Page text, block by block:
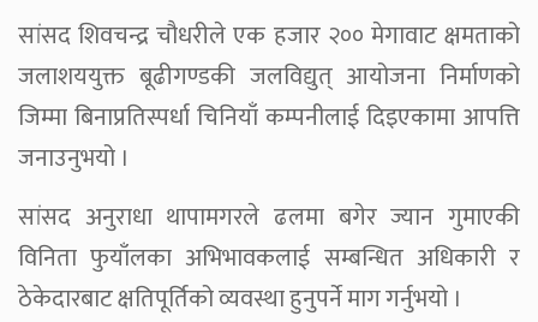
सांसद शिवचन्द्र चौधरीले एक हजार २०० मेगावाट क्षमताको
जलाशययुक्त बूढीगण्डकी जलविद्युत् आयोजना निर्माणको
जिम्मा बिनाप्रतिस्पर्धा चिनियाँ कम्पनीलाई दिइएकामा आपत्ति
जनाउनुभयो ।
सांसद अनुराधा थापामगरले ढलमा बगेर ज्यान गुमाएकी
विनिता फुयाँलका अभिभावकलाई सम्बन्धित अधिकारी र
ठेकेदारबाट क्षतिपूर्तिको व्यवस्था हुनुपर्ने माग गर्नुभयो ।